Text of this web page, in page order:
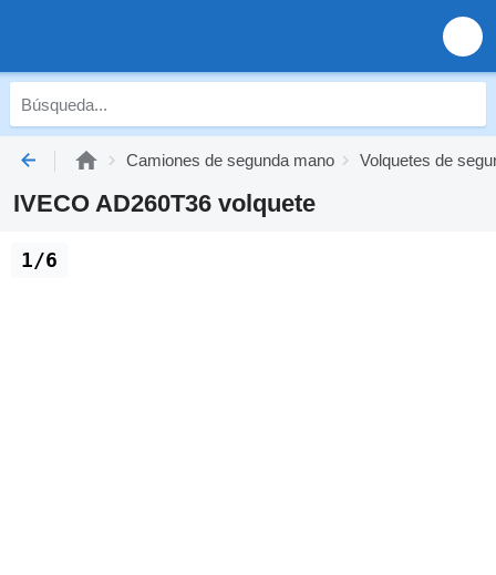
Camiones de segunda mano Volquetes de
IVECO AD260T36 volquete
1/6